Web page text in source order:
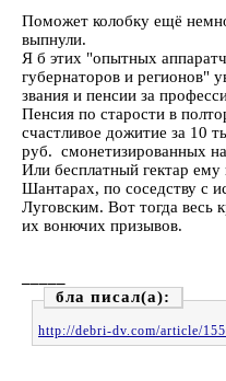
Поможет колобку ещё
выпнули.
Я б этих "опытных
губернаторов и регионов"
звания и пенсии за
Пенсия по старости в
счастливое дожитие за 10
руб. смонетизированных
Или бесплатный гектар ему
Шантарах, по соседству с
Луговским. Вот тогда весь
их вонючих призывов.
бла
http://debri-dv.com/article/